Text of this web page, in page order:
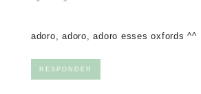
adoro, adoro, adoro esses oxfords ^^
RESPONDER